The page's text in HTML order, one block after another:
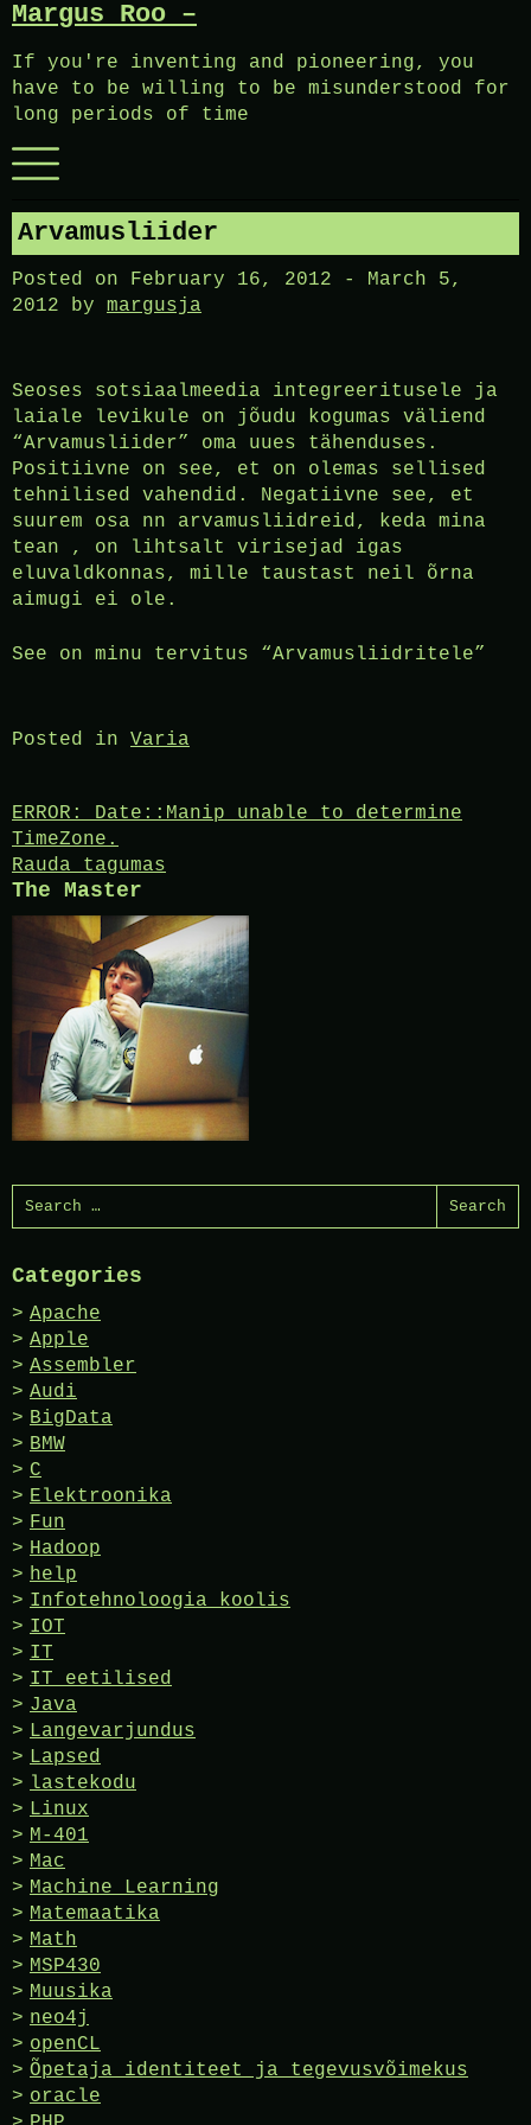
Skip
content
Margus Roo –
If you're inventing and pioneering, you
have to be willing to be misunderstood for
long periods of time
Menu
Arvamusliider
Posted on February 16, 2012 - March 5,
2012 by margusja
Seoses sotsiaalmeedia integreeritusele ja
laiale levikule on jõudu kogumas väliend
“Arvamusliider” oma uues tähenduses.
Positiivne on see, et on olemas sellised
tehnilised vahendid. Negatiivne see, et
suurem osa nn arvamusliidreid, keda mina
tean , on lihtsalt virisejad igas
eluvaldkonnas, mille taustast neil õrna
aimugi ei ole.
See on minu tervitus “Arvamusliidritele”
Posted in Varia
Post
navigation
ERROR: Date::Manip unable to determine
TimeZone.
Rauda tagumas
The Master
Search
for:
Categories
Apache
Apple
Assembler
Audi
BigData
BMW
C
Elektroonika
Fun
Hadoop
help
Infotehnoloogia koolis
IOT
IT
IT eetilised
Java
Langevarjundus
Lapsed
lastekodu
Linux
M-401
Mac
Machine Learning
Matemaatika
Math
MSP430
Muusika
neo4j
openCL
Õpetaja identiteet ja tegevusvõimekus
oracle